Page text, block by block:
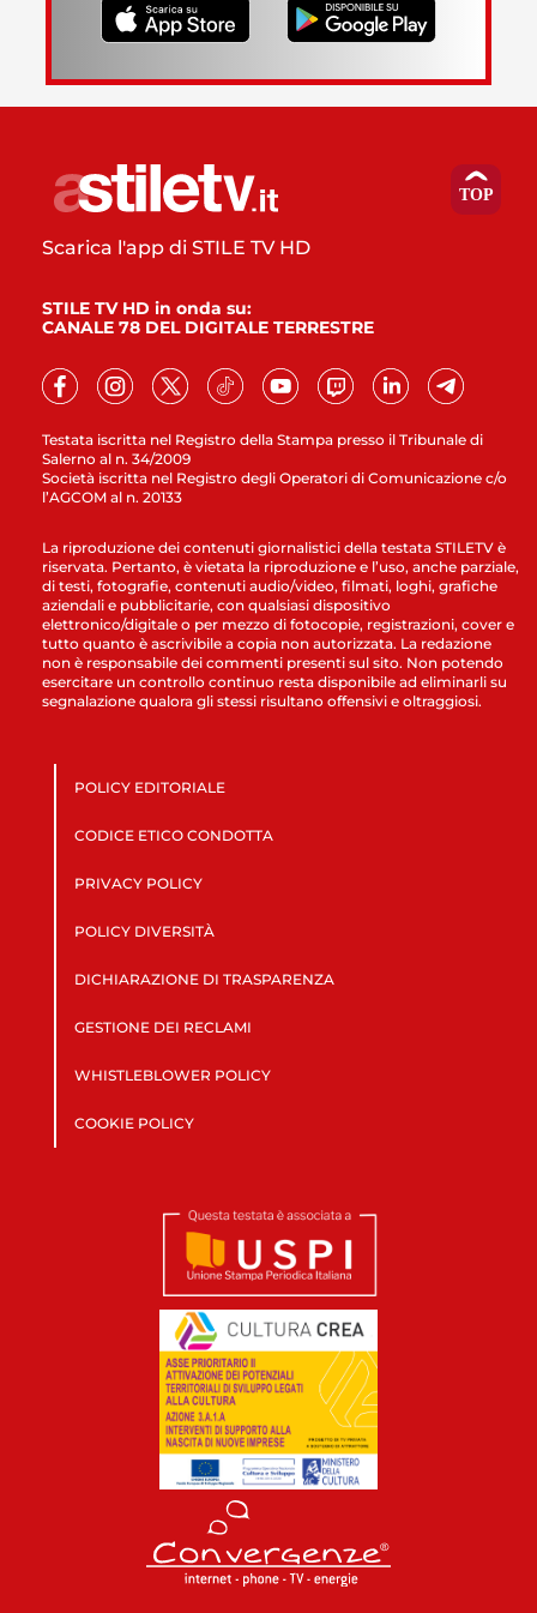
Testata iscritta nel Registro della Stampa presso il Tribunale di
Salerno al n. 34/2009
Società iscritta nel Registro degli Operatori di Comunicazione c/o
l’AGCOM al n. 20133
Scarica l'app di STILE TV HD
STILE TV HD in onda su:
CANALE 78 DEL DIGITALE TERRESTRE
La riproduzione dei contenuti giornalistici della testata STILETV è
riservata. Pertanto, è vietata la riproduzione e l’uso, anche parziale,
di testi, fotografie, contenuti audio/video, filmati, loghi, grafiche
aziendali e pubblicitarie, con qualsiasi dispositivo
elettronico/digitale o per mezzo di fotocopie, registrazioni, cover e
tutto quanto è ascrivibile a copia non autorizzata. La redazione
non è responsabile dei commenti presenti sul sito. Non potendo
esercitare un controllo continuo resta disponibile ad eliminarli su
segnalazione qualora gli stessi risultano offensivi e oltraggiosi.
POLICY EDITORIALE
CODICE ETICO CONDOTTA
PRIVACY POLICY
POLICY DIVERSITÀ
DICHIARAZIONE DI TRASPARENZA
GESTIONE DEI RECLAMI
WHISTLEBLOWER POLICY
COOKIE POLICY